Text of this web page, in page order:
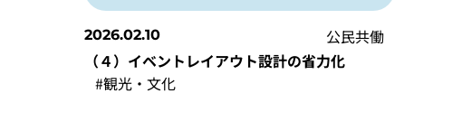
2026.02.10
公民共働
（４）イベントレイアウト設計の省力化
#観光・文化